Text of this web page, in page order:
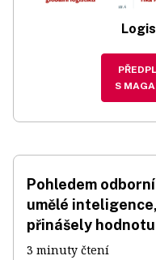
S
Pohledem
umělé
přinášely hodnotu
3 minuty čtení